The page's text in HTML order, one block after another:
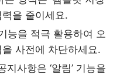
을 줄이세요.
능을 적극 활용하여 오
사전에 차단하세요.
지사항은 ‘알림’ 기능을